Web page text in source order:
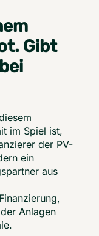
Gibt
im Spiel ist,
der PV-
ein
aus
Anlagen